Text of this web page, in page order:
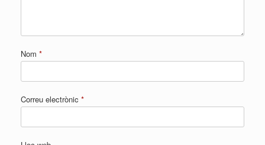
Nom *
Correu electrònic *